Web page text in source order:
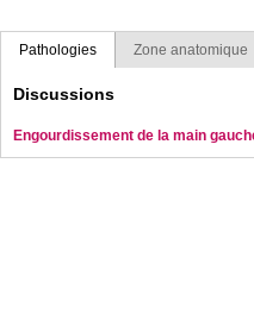
Pathologies Zone anatomique
Discussions
Engourdissement de la main